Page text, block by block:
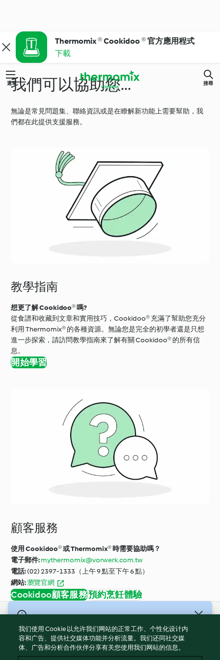
Thermomix ® Cookidoo ® 官方應用程式
下載
選單 搜尋
我們可以協助您...
無論是常見問題集、聯絡資訊或是在瞭解新功能上需要幫助，我
們都在此提供支援服務。
教學指南
想更了解 Cookidoo® 嗎?
從食譜和收藏到文章和實用技巧，Cookidoo® 充滿了幫助您充分
利用 Thermomix® 的各種資源。無論您是完全的初學者還是只想
進一步探索，請訪問教學指南來了解有關 Cookidoo® 的所有信
息。
開始學習
顧客服務
使用 Cookidoo® 或 Thermomix® 時需要協助嗎？
電子郵件:mythermomix@vorwerk.com.tw
電話:(02) 2397-1333（上午 9 點至下午 6 點）
網站:瀏覽官網
Cookidoo顧客服務預約烹飪體驗
服務條款
隱私權政策
我们使用 Cookie 以允许我们网站的正常工作、个性化设计内
容和广告、提供社交媒体功能并分析流量。我们还同社交媒
体、广告和分析合作伙伴分享有关您使用我们网站的信息。